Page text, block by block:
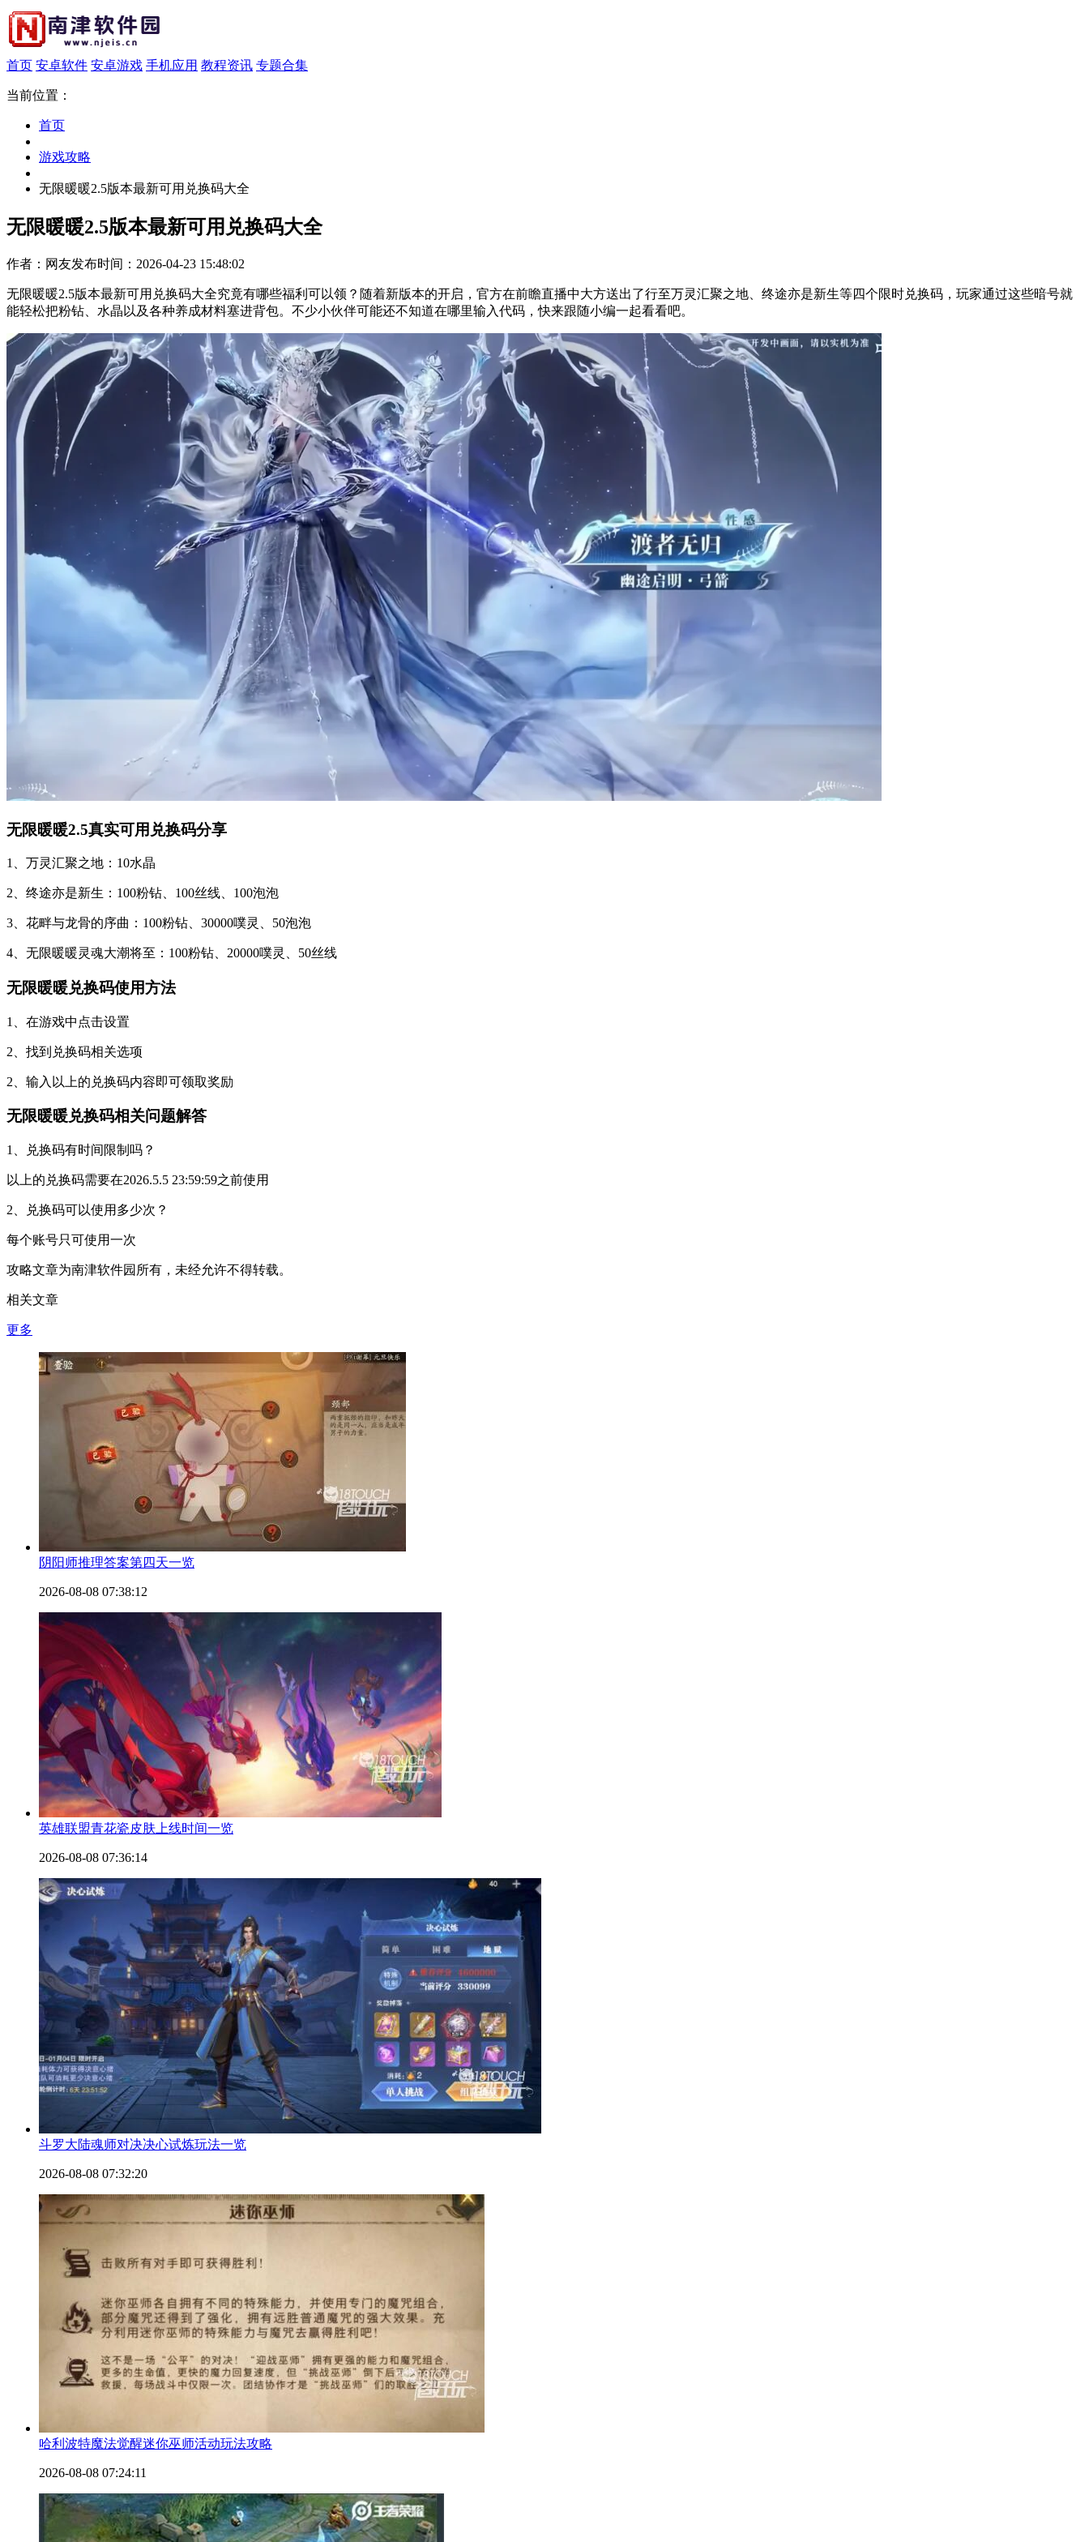
首页 安卓软件 安卓游戏 手机应用 教程资讯 专题合集
当前位置：
首页
游戏攻略
无限暖暖2.5版本最新可用兑换码大全
无限暖暖2.5版本最新可用兑换码大全
作者：网友发布时间：2026-04-23 15:48:02
无限暖暖2.5版本最新可用兑换码大全究竟有哪些福利可以领？随着新版本的开启，官方在前瞻直播中大方送出了行至万灵汇聚之地、终途亦是新生等四个限时兑换码，玩家通过这些暗号就
能轻松把粉钻、水晶以及各种养成材料塞进背包。不少小伙伴可能还不知道在哪里输入代码，快来跟随小编一起看看吧。
无限暖暖2.5真实可用兑换码分享
1、万灵汇聚之地：10水晶
2、终途亦是新生：100粉钻、100丝线、100泡泡
3、花畔与龙骨的序曲：100粉钻、30000噗灵、50泡泡
4、无限暖暖灵魂大潮将至：100粉钻、20000噗灵、50丝线
无限暖暖兑换码使用方法
1、在游戏中点击设置
2、找到兑换码相关选项
2、输入以上的兑换码内容即可领取奖励
无限暖暖兑换码相关问题解答
1、兑换码有时间限制吗？
以上的兑换码需要在2026.5.5 23:59:59之前使用
2、兑换码可以使用多少次？
每个账号只可使用一次
攻略文章为南津软件园所有，未经允许不得转载。
相关文章
更多
阴阳师推理答案第四天一览
2026-08-08 07:38:12
英雄联盟青花瓷皮肤上线时间一览
2026-08-08 07:36:14
斗罗大陆魂师对决决心试炼玩法一览
2026-08-08 07:32:20
哈利波特魔法觉醒迷你巫师活动玩法攻略
2026-08-08 07:24:11